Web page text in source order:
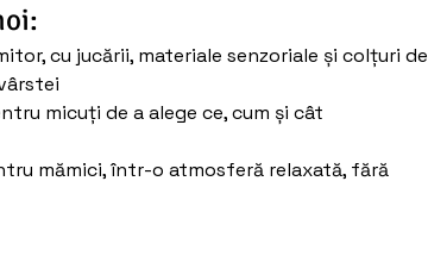
cu jucării, materiale senzoriale și colțuri de
micuți de a alege ce, cum și cât
mămici, într-o atmosferă relaxată, fără